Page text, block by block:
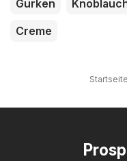
Gurken
Creme
Startseite